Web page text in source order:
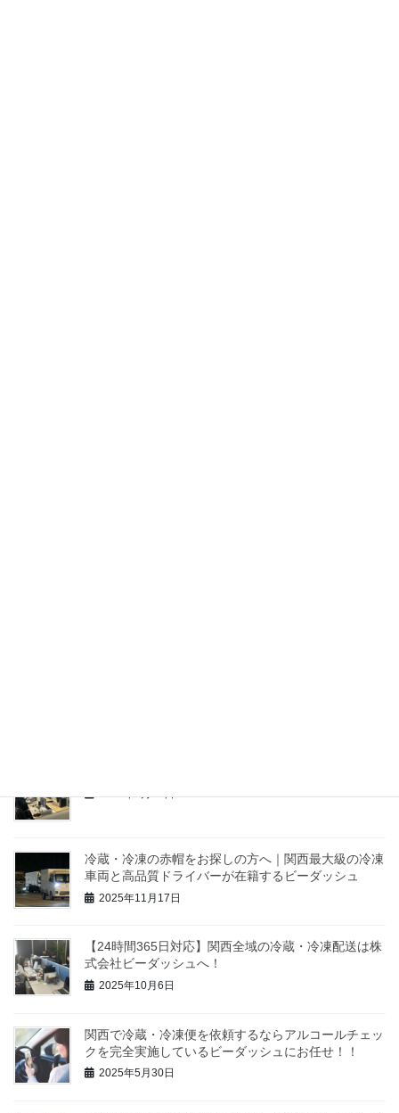
冷蔵・冷凍の赤帽をお探しの方へ｜関西最大級の冷凍
車両と高品質ドライバーが在籍するビーダッシュ
2025年11月17日
【24時間365日対応】関西全域の冷蔵・冷凍配送は株
式会社ビーダッシュへ！
2025年10月6日
関西で冷蔵・冷凍便を依頼するならアルコールチェッ
クを完全実施しているビーダッシュにお任せ！！
2025年5月30日